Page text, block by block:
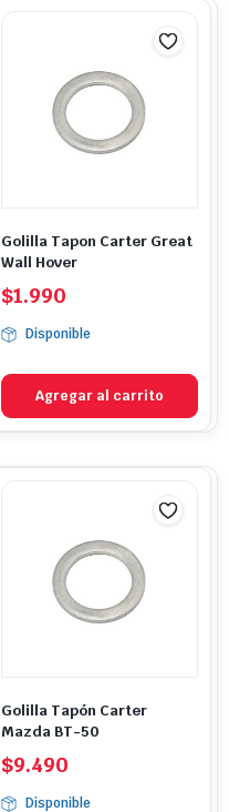
Golilla Tapon Carter Great
Wall Hover
$1.990
Disponible
Agregar al carrito
Golilla Tapón Carter
Mazda BT-50
$9.490
Disponible